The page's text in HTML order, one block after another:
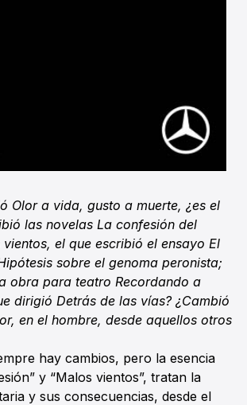
Olor a vida, gusto a muerte, ¿es el
las novelas La confesión del
el que escribió el ensayo El
sobre el genoma peronista;
obra para teatro Recordando a
dirigió Detrás de las vías? ¿Cambió
en el hombre, desde aquellos otros
hay cambios, pero la esencia
y “Malos vientos”, tratan la
y sus consecuencias, desde el